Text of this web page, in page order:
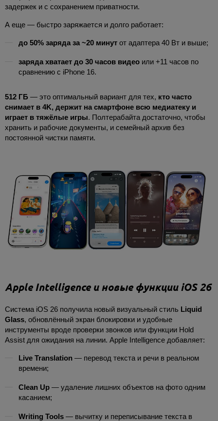
задержек и с сохранением приватности.
А еще — быстро заряжается и долго работает:
до 50% заряда за ~20 минут от адаптера 40 Вт и выше;
заряда хватает до 30 часов видео или +11 часов по
сравнению с iPhone 16.
512 ГБ — это оптимальный вариант для тех, кто часто
снимает в 4K, держит на смартфоне всю медиатеку и
играет в тяжёлые игры. Полтерабайта достаточно, чтобы
хранить и рабочие документы, и семейный архив без
постоянной чистки памяти.
Apple Intelligence и новые функции iOS 26
Система iOS 26 получила новый визуальный стиль Liquid
Glass, обновлённый экран блокировки и удобные
инструменты вроде проверки звонков или функции Hold
Assist для ожидания на линии. Apple Intelligence добавляет:
Live Translation — перевод текста и речи в реальном
времени;
Clean Up — удаление лишних объектов на фото одним
касанием;
Writing Tools — вычитку и переписывание текста в